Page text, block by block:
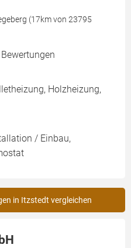
(17km von 23795
Holzheizung,
/ Einbau,
in Itzstedt vergleichen